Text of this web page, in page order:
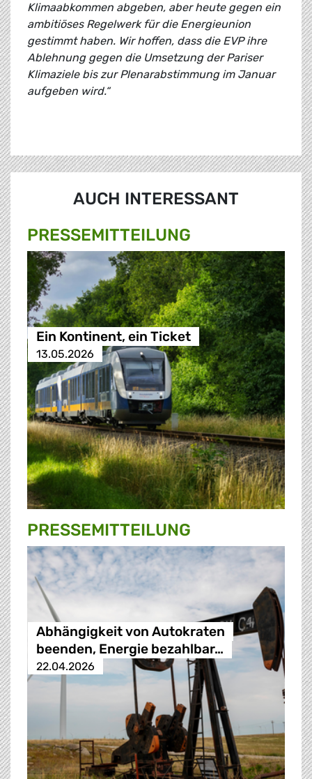
Klimaabkommen abgeben, aber heute gegen ein
ambitiöses Regelwerk für die Energieunion
gestimmt haben. Wir hoffen, dass die EVP ihre
Ablehnung gegen die Umsetzung der Pariser
Klimaziele bis zur Plenarabstimmung im Januar
aufgeben wird.“
AUCH INTERESSANT
PRESSE­MITTEILUNG
Ein Kontinent, ein Ticket
13.05.2026
PRESSE­MITTEILUNG
Abhängigkeit von Autokraten
beenden, Energie bezahlbar…
22.04.2026